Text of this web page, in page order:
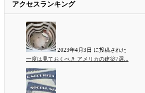
アクセスランキング
2023年4月3日 に投稿された
一度は見ておくべき アメリカの建築7選...